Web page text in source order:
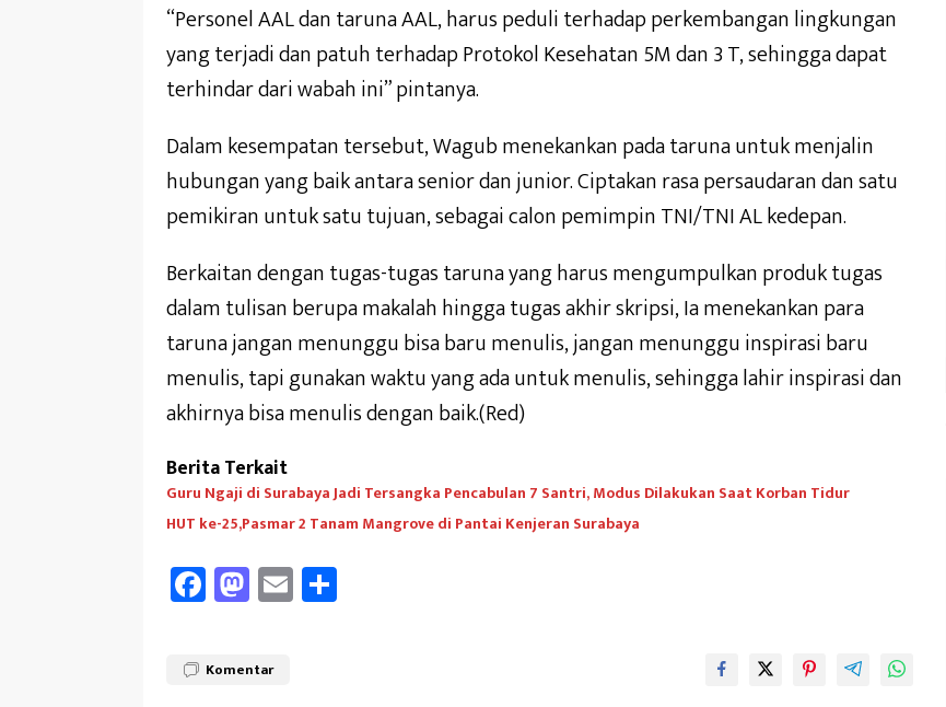
“Personel AAL dan taruna AAL, harus peduli terhadap perkembangan lingkungan
yang terjadi dan patuh terhadap Protokol Kesehatan 5M dan 3 T, sehingga dapat
terhindar dari wabah ini” pintanya.
Dalam kesempatan tersebut, Wagub menekankan pada taruna untuk menjalin
hubungan yang baik antara senior dan junior. Ciptakan rasa persaudaran dan satu
pemikiran untuk satu tujuan, sebagai calon pemimpin TNI/TNI AL kedepan.
Berkaitan dengan tugas-tugas taruna yang harus mengumpulkan produk tugas
dalam tulisan berupa makalah hingga tugas akhir skripsi, Ia menekankan para
taruna jangan menunggu bisa baru menulis, jangan menunggu inspirasi baru
menulis, tapi gunakan waktu yang ada untuk menulis, sehingga lahir inspirasi dan
akhirnya bisa menulis dengan baik.(Red)
Berita Terkait
Guru Ngaji di Surabaya Jadi Tersangka Pencabulan 7 Santri, Modus Dilakukan Saat Korban Tidur
HUT ke-25,Pasmar 2 Tanam Mangrove di Pantai Kenjeran Surabaya
Fa
ce
b
oo
M
as
to
d
E
m
Komentar